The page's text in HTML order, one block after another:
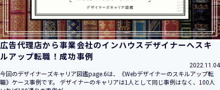
広告代理店から事業会社のインハウスデザイナーへスキ
ルアップ転職！成功事例
2022.11.04
今回のデザイナーズキャリア図鑑page.6は、《Webデザイナーのスキルアップ転
職》ケース事例です。 デザイナーのキャリアは1人として同じ事例はなく、100人